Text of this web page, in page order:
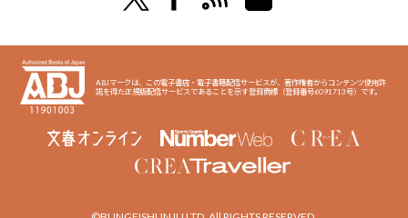
ABJマークは、この電子書店・電子書籍配信サービスが、著作権者からコンテンツ使用許
諾を得た正規版配信サービスであることを示す登録商標（登録番号6091713号）です。